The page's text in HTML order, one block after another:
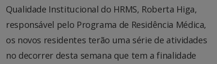
Qualidade Institucional do HRMS, Roberta Higa,
responsável pelo Programa de Residência Médica,
os novos residentes terão uma série de atividades
no decorrer desta semana que tem a finalidade